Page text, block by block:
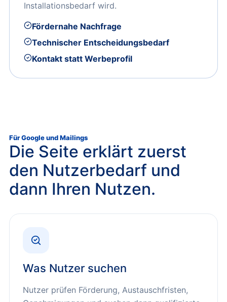
Installationsbedarf wird.
Fördernahe Nachfrage
Technischer Entscheidungsbedarf
Kontakt statt Werbeprofil
Für Google und Mailings
Die Seite erklärt zuerst
den Nutzerbedarf und
dann Ihren Nutzen.
Was Nutzer suchen
Nutzer prüfen Förderung, Austauschfristen,